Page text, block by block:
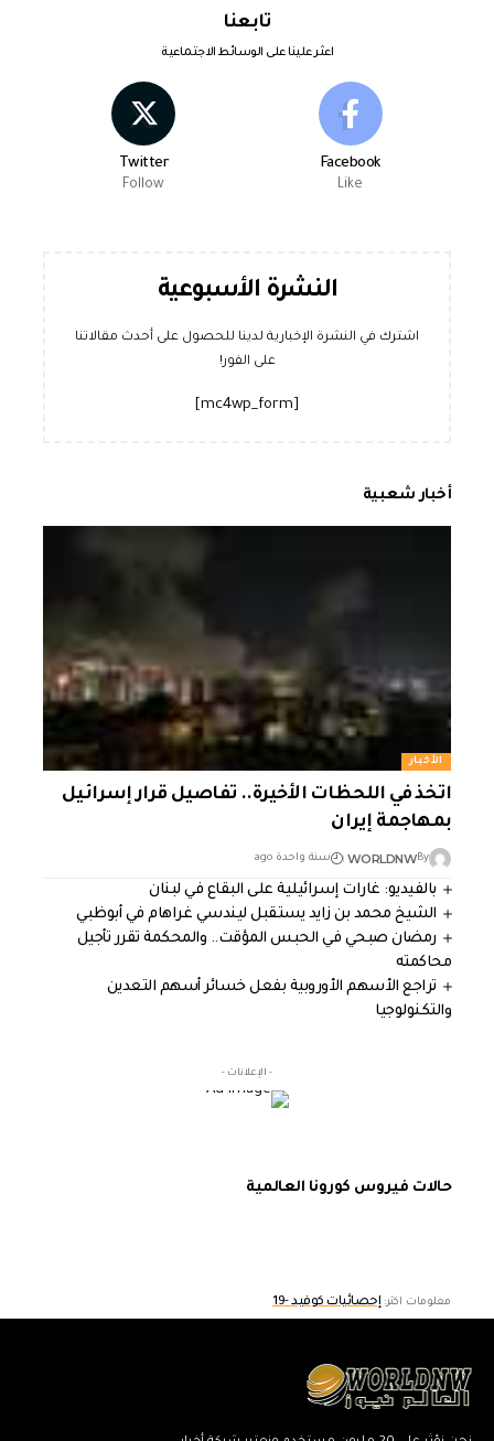
تابعنا
اعثر علينا على الوسائط الاجتماعية
Facebook
Like
Twitter
Follow
النشرة الأسبوعية
اشترك في النشرة الإخبارية لدينا للحصول على أحدث مقالاتنا
على الفور!
[mc4wp_form]
أخبار شعبية
الأخبار
اتخذ في اللحظات الأخيرة.. تفاصيل قرار إسرائيل
بمهاجمة إيران
By
WORLDNW سنة واحدة ago
بالفيديو: غارات إسرائيلية على البقاع في لبنان
الشيخ محمد بن زايد يستقبل ليندسي غراهام في أبوظبي
رمضان صبحي في الحبس المؤقت.. والمحكمة تقرر تأجيل
محاكمته
تراجع الأسهم الأوروبية بفعل خسائر أسهم التعدين
والتكنولوجيا
- الإعلانات -
حالات فيروس كورونا العالمية
معلومات اكثر:إحصائيات كوفيد -19